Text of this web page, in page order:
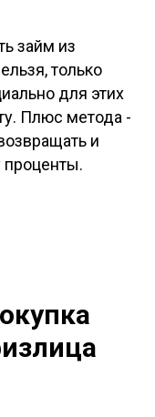
займ из
только
для этих
Плюс метода -
и
проценты.